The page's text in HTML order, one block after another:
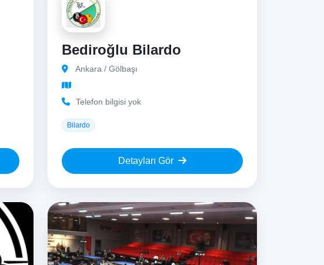
Bediroğlu Bilardo
Ankara / Gölbaşı
Telefon bilgisi yok
Bilardo
Detayları Gör